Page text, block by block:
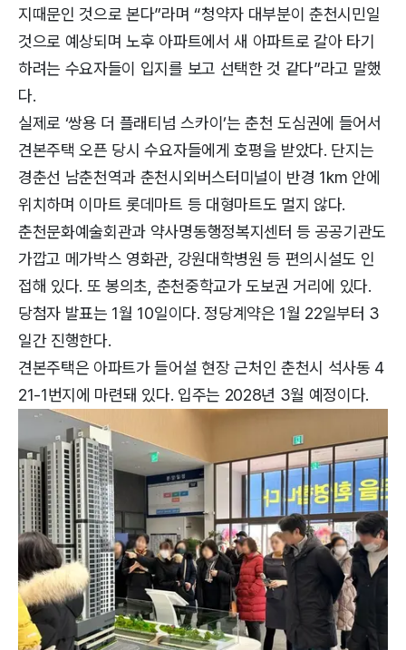
지때문인 것으로 본다”라며 “청약자 대부분이 춘천시민일
것으로 예상되며 노후 아파트에서 새 아파트로 갈아 타기
하려는 수요자들이 입지를 보고 선택한 것 같다”라고 말했
다.
실제로 ‘쌍용 더 플래티넘 스카이’는 춘천 도심권에 들어서
견본주택 오픈 당시 수요자들에게 호평을 받았다. 단지는
경춘선 남춘천역과 춘천시외버스터미널이 반경 1km 안에
위치하며 이마트 롯데마트 등 대형마트도 멀지 않다.
춘천문화예술회관과 약사명동행정복지센터 등 공공기관도
가깝고 메가박스 영화관, 강원대학병원 등 편의시설도 인
접해 있다. 또 봉의초, 춘천중학교가 도보권 거리에 있다.
당첨자 발표는 1월 10일이다. 정당계약은 1월 22일부터 3
일간 진행한다.
견본주택은 아파트가 들어설 현장 근처인 춘천시 석사동 4
21-1번지에 마련돼 있다. 입주는 2028년 3월 예정이다.